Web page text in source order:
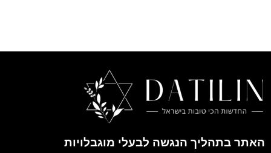
האתר בתהליך הנגשה לבעלי מוגבלויות